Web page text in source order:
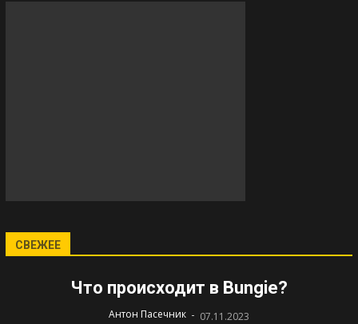
СВЕЖЕЕ
Что происходит в Bungie?
Антон Пасечник - 07.11.2023